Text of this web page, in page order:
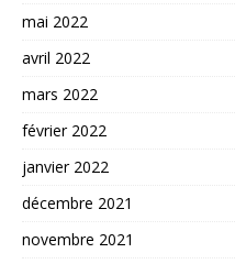
mai 2022
avril 2022
mars 2022
février 2022
janvier 2022
décembre 2021
novembre 2021